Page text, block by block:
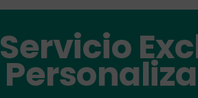
Servicio